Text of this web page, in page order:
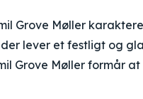
Grove Møller
lever et festligt og
Grove Møller formår